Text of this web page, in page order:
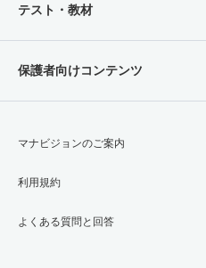
テスト・教材
保護者向けコンテンツ
マナビジョンのご案内
利用規約
よくある質問と回答